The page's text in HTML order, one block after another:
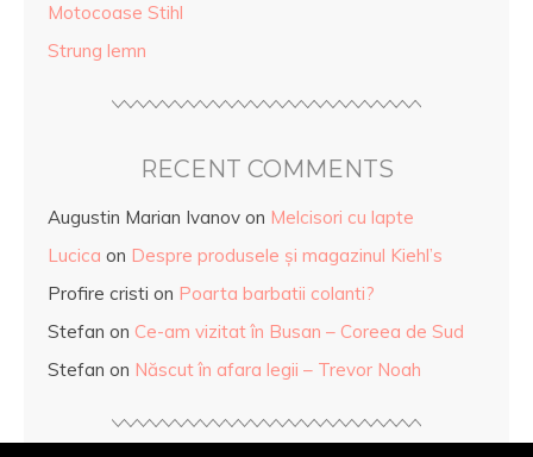
Motocoase Stihl
Strung lemn
RECENT COMMENTS
Augustin Marian Ivanov on Melcisori cu lapte
Lucica on Despre produsele și magazinul Kiehl’s
Profire cristi on Poarta barbatii colanti?
Stefan on Ce-am vizitat în Busan – Coreea de Sud
Stefan on Născut în afara legii – Trevor Noah